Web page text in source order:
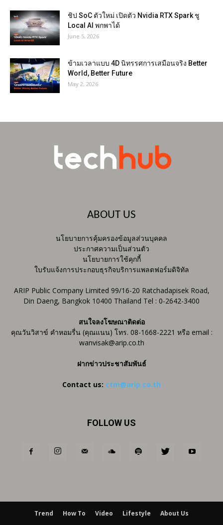
ชิป SoC ตัวใหม่ เปิดตัว Nvidia RTX Spark ชู
Local AI พกพาได้
June 5, 2026
ข้ามเวลาแบบ 4D นิทรรศการเสมือนจริง Better
World, Better Future
May 2, 2026
ABOUT US
นโยบายการคุ้มครองข้อมูลส่วนบุคคล
ประกาศความเป็นส่วนตัว
นโยบายการใช้คุกกี้
ใบรับแจ้งการประกอบธุรกิจบริการแพลตฟอร์มดิจิทัล
ARIP Public Company Limited 99/16-20 Ratchadapisek Road,
Din Daeng, Bangkok 10400 Thailand Tel : 0-2642-3400
สนใจลงโฆษณาติดต่อ
คุณวันวิสาข์ คำหอมรื่น (คุณแนน) โทร. 08-1668-2221 หรือ email :
wanvisak@arip.co.th
ฝากข่าวประชาสัมพันธ์
Contact us: ctm@arip.co.th
FOLLOW US
Trend How To Video Lifestyle About Us